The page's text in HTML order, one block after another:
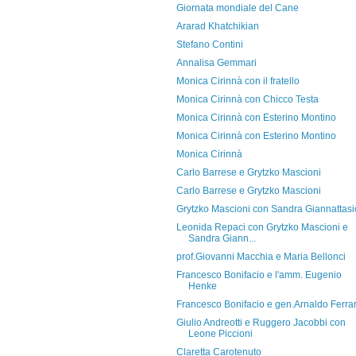
Giornata mondiale del Cane
Ararad Khatchikian
Stefano Contini
Annalisa Gemmari
Monica Cirinnà con il fratello
Monica Cirinnà con Chicco Testa
Monica Cirinnà con Esterino Montino
Monica Cirinnà con Esterino Montino
Monica Cirinnà
Carlo Barrese e Grytzko Mascioni
Carlo Barrese e Grytzko Mascioni
Grytzko Mascioni con Sandra
Leonida Repaci con Grytzko Mascioni e
Sandra Giann...
prof.Giovanni Macchia e Maria Bellonci
Francesco Bonifacio e l'amm. Eugenio
Henke
Francesco Bonifacio e gen.Arnaldo
Giulio Andreotti e Ruggero Jacobbi con
Leone Piccioni
Claretta Carotenuto